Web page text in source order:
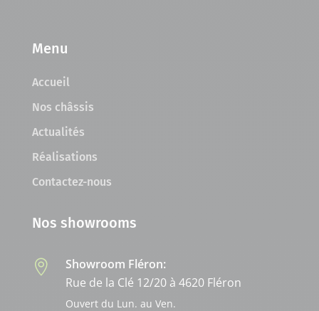
Menu
Accueil
Nos châssis
Actualités
Réalisations
Contactez-nous
Nos showrooms

Showroom Fléron:
Rue de la Clé 12/20 à 4620 Fléron
Ouvert du Lun. au Ven.